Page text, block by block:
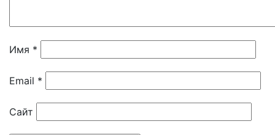
Имя *
Email *
Сайт